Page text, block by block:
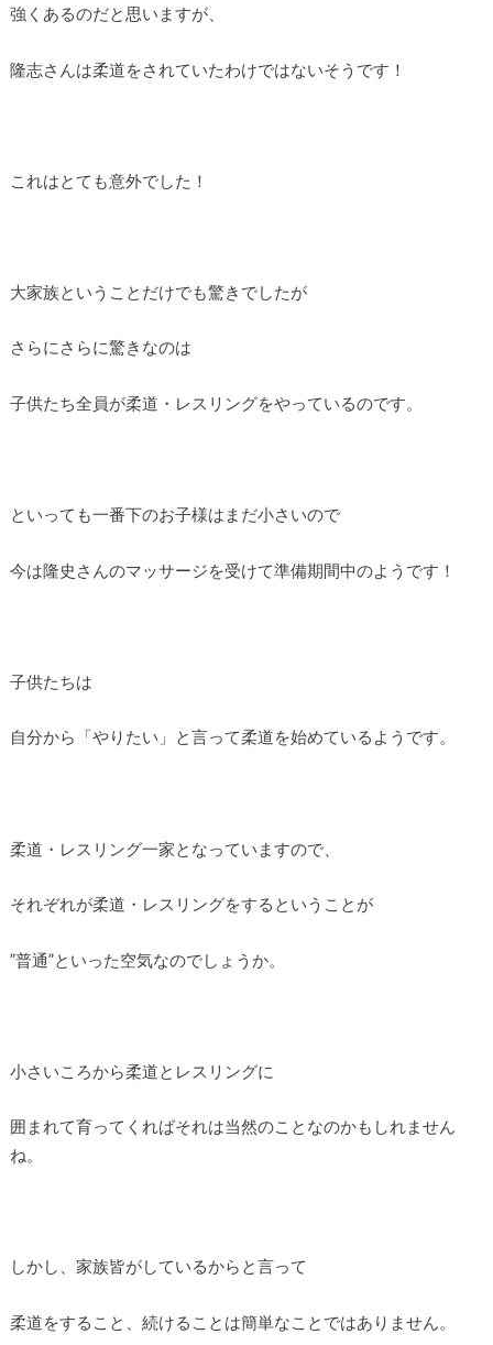
強くあるのだと思いますが、
隆志さんは柔道をされていたわけではないそうです！
これはとても意外でした！
大家族ということだけでも驚きでしたが
さらにさらに驚きなのは
子供たち全員が柔道・レスリングをやっているのです。
といっても一番下のお子様はまだ小さいので
今は隆史さんのマッサージを受けて準備期間中のようです！
子供たちは
自分から「やりたい」と言って柔道を始めているようです。
柔道・レスリング一家となっていますので、
それぞれが柔道・レスリングをするということが
”普通”といった空気なのでしょうか。
小さいころから柔道とレスリングに
囲まれて育ってくればそれは当然のことなのかもしれません
ね。
しかし、家族皆がしているからと言って
柔道をすること、続けることは簡単なことではありません。